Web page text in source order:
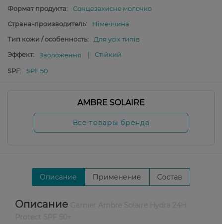
Формат продукта:
Сонцезахисне молочко
Страна-производитель:
Німеччина
Тип кожи / особенность:
Для усіх типів
Эффект:
Зволоження Стійкий
SPF: SPF 50
AMBRE SOLAIRE
Все товары бренда
Описание Применение Состав
Описание